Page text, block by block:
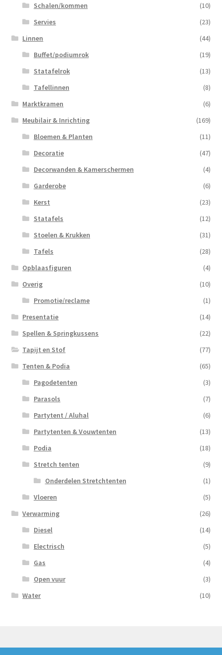
Schalen/kommen
(10)
Servies
(23)
Linnen
(44)
Buffet/podiumrok
(19)
Statafelrok
(13)
Tafellinnen
(8)
Marktkramen
(6)
Meubilair & Inrichting
(169)
Bloemen & Planten
(11)
Decoratie
(47)
Decorwanden & Kamerschermen
(4)
Garderobe
(6)
Kerst
(23)
Statafels
(12)
Stoelen & Krukken
(31)
Tafels
(28)
Opblaasfiguren
(4)
Overig
(10)
Promotie/reclame
(1)
Presentatie
(14)
Spellen & Springkussens
(22)
Tapijt en Stof
(77)
Tenten & Podia
(65)
Pagodetenten
(3)
Parasols
(7)
Partytent / Aluhal
(6)
Partytenten & Vouwtenten
(13)
Podia
(18)
Stretch tenten
(9)
Onderdelen Stretchtenten
(1)
Vloeren
(5)
Verwarming
(26)
Diesel
(14)
Electrisch
(5)
Gas
(4)
Open vuur
(3)
Water
(10)